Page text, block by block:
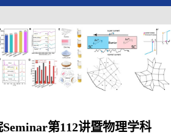
第112讲暨物理学科